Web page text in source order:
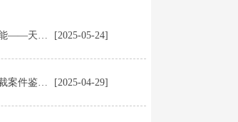
天津仲裁委员会建设工程与房地产专业委员会举办管仲融合 双智赋能——天津大学第六届MEM高峰论坛暨工程管理仲裁培训交流活动 [2025-05-24]
天津仲裁委员会建设工程与房地产专业委员会成功举办 建设工程仲裁案件鉴定实务讲座 [2025-04-29]